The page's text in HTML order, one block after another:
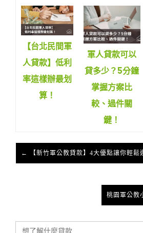
【台北民間軍
人貸款】低利
率這樣辦最划
算！
軍人貸款可以
貸多少？5分鐘
掌握方案比
較、過件關
鍵！
← 【新竹軍公教貸款】4大優點讓你輕鬆
桃園軍公教